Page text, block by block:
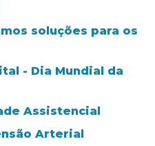
soluções para os
- Dia Mundial da
Assistencial
Arterial